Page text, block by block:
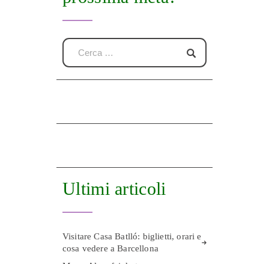
Ultimi articoli
Visitare Casa Batlló: biglietti, orari e
cosa vedere a Barcellona